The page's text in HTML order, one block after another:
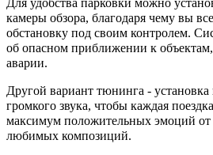
Для удобства парковки можно
камеры обзора, благодаря чему вы
обстановку под своим контролем.
об опасном приближении к
аварии.
Другой вариант тюнинга - установка
громкого звука, чтобы каждая
максимум положительных эмоций
любимых композиций.